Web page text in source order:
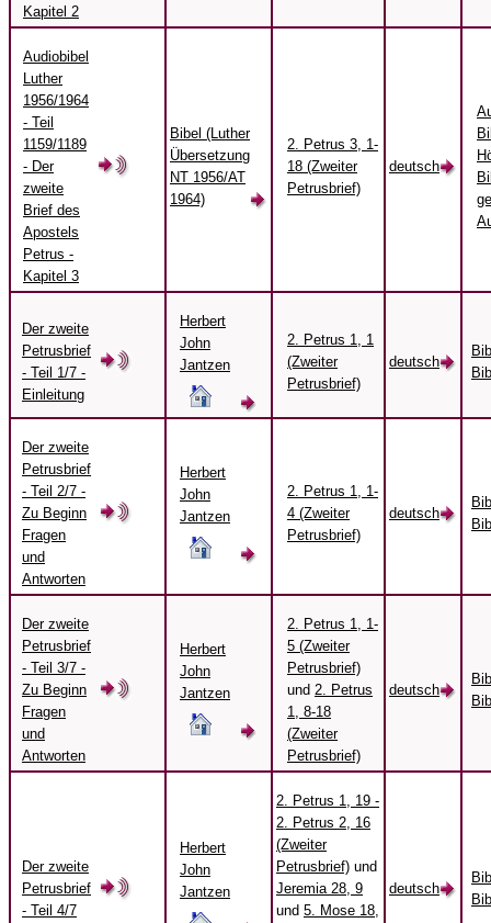
Kapitel 2
Audiobibel
Luther
1956/1964
- Teil
1159/1189
- Der
zweite
Brief des
Apostels
Petrus -
Kapitel 3
Bibel (Luther
Übersetzung
NT 1956/AT
1964)
2. Petrus 3, 1-
18 (Zweiter
Petrusbrief)
deutsch
Der zweite
Petrusbrief
- Teil 1/7 -
Einleitung
Herbert
John
Jantzen
2. Petrus 1, 1
(Zweiter
Petrusbrief)
deutsch
Der zweite
Petrusbrief
- Teil 2/7 -
Zu Beginn
Fragen
und
Antworten
Herbert
John
Jantzen
2. Petrus 1, 1-
4 (Zweiter
Petrusbrief)
deutsch
Der zweite
Petrusbrief
- Teil 3/7 -
Zu Beginn
Fragen
und
Antworten
Herbert
John
Jantzen
2. Petrus 1, 1-
5 (Zweiter
Petrusbrief)
und 2. Petrus
1, 8-18
(Zweiter
Petrusbrief)
deutsch
Der zweite
Petrusbrief
- Teil 4/7
Herbert
John
Jantzen
2. Petrus 1, 19 -
2. Petrus 2, 16
(Zweiter
Petrusbrief) und
Jeremia 28, 9
und 5. Mose 18,
deutsch